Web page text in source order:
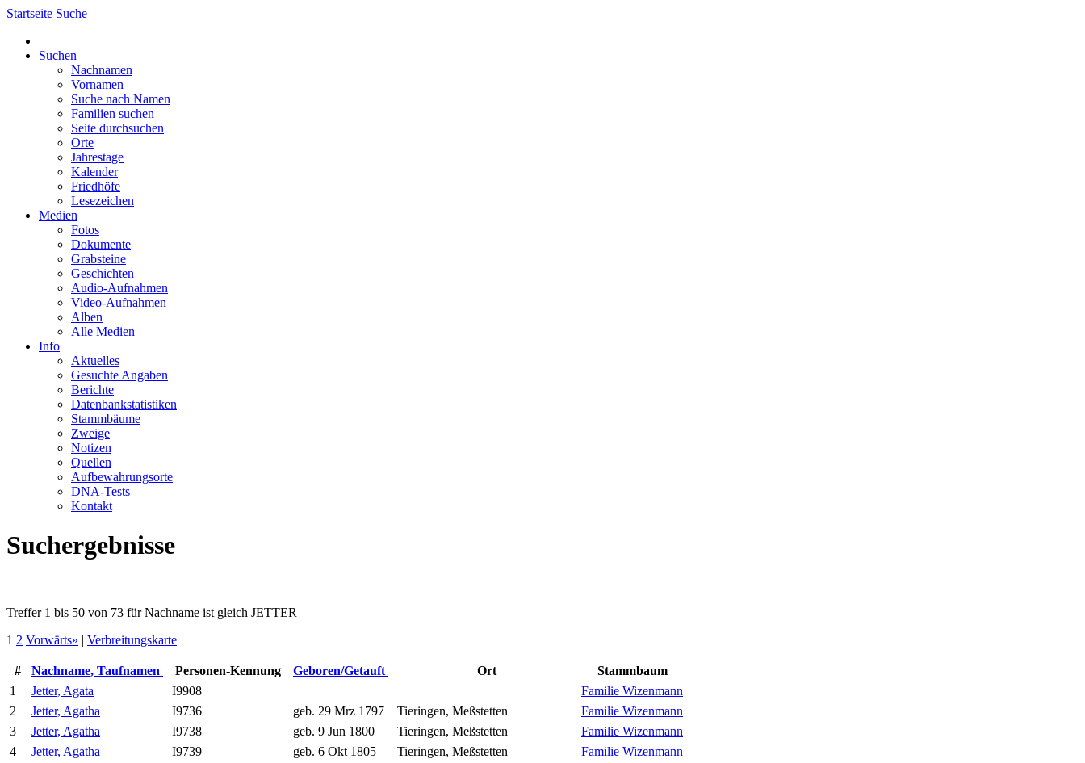
Startseite Suche
Suchen
Nachnamen
Vornamen
Suche nach Namen
Familien suchen
Seite durchsuchen
Orte
Jahrestage
Kalender
Friedhöfe
Lesezeichen
Medien
Fotos
Dokumente
Grabsteine
Geschichten
Audio-Aufnahmen
Video-Aufnahmen
Alben
Alle Medien
Info
Aktuelles
Gesuchte Angaben
Berichte
Datenbankstatistiken
Stammbäume
Zweige
Notizen
Quellen
Aufbewahrungsorte
DNA-Tests
Kontakt
Suchergebnisse
Treffer 1 bis 50 von 73 für Nachname ist gleich JETTER
1 2 Vorwärts» | Verbreitungskarte
# Nachname, Taufnamen Personen-Kennung Geboren/Getauft Ort
Stammbaum
1
Jetter, Agata I9908
Familie Wizenmann
2
Jetter, Agatha I9736 geb. 29 Mrz 1797 Tieringen, Meßstetten
Familie Wizenmann
3
Jetter, Agatha I9738 geb. 9 Jun 1800 Tieringen, Meßstetten
Familie Wizenmann
4
Jetter, Agatha I9739 geb. 6 Okt 1805 Tieringen, Meßstetten
Familie Wizenmann